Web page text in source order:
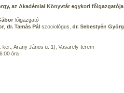
az Akadémiai Könyvtár egykori
főigazgató
dr. Tamás Pál szociológus, dr. Sebestyén
Arany János u. 1), Vasarely-terem
óra